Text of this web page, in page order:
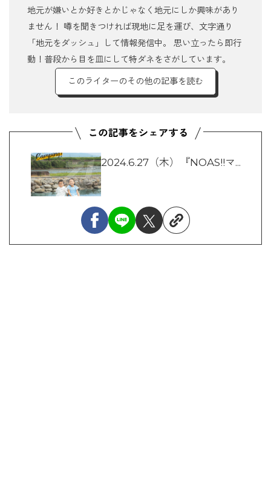
地元が嫌いとか好きとかじゃなく地元にしか興味があり
ません！ 噂を聞きつければ現地に足を運び、文字通り
「地元をダッシュ」して情報発信中。 思い立ったら即行
動！普段から目を皿にして特ダネをさがしています。
このライターのその他の記事を読む
2024.6.27（木）『NOAS!!マ...